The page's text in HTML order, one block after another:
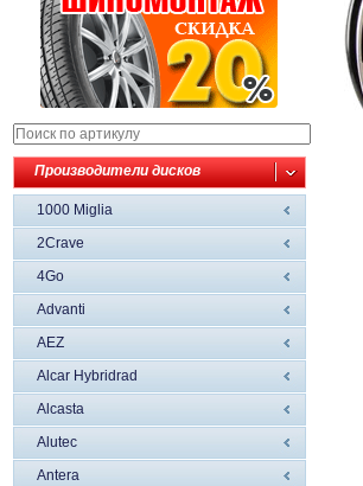
Производители дисков
1000 Miglia
2Crave
4Go
Advanti
AEZ
Alcar Hybridrad
Alcasta
Alutec
Antera